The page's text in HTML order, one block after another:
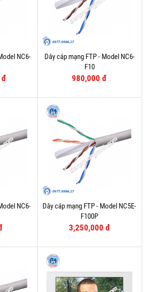
NC6-
đ
Dây cáp mạng FTP - Model NC6-
F10
980,000 đ
NC6-
Dây cáp mạng FTP - Model NC5E-
F100P
3,250,000 đ